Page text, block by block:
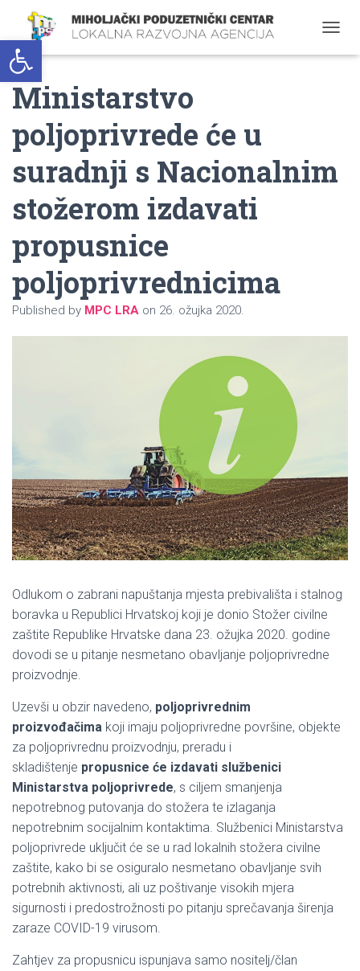
Open toolbar
O
I
Ministarstvo
poljoprivrede će u
suradnji s Nacionalnim
stožerom izdavati
propusnice
poljoprivrednicima
Published by MPC LRA on 26. ožujka 2020.
Odlukom o zabrani napuštanja mjesta prebivališta i stalnog
boravka u Republici Hrvatskoj koji je donio Stožer civilne
zaštite Republike Hrvatske dana 23. ožujka 2020. godine
dovodi se u pitanje nesmetano obavljanje poljoprivredne
proizvodnje.
Uzevši u obzir navedeno, poljoprivrednim
proizvođačima koji imaju poljoprivredne površine, objekte
za poljoprivrednu proizvodnju, preradu i
skladištenje propusnice će izdavati službenici
Ministarstva poljoprivrede, s ciljem smanjenja
nepotrebnog putovanja do stožera te izlaganja
nepotrebnim socijalnim kontaktima. Službenici Ministarstva
poljoprivrede uključit će se u rad lokalnih stožera civilne
zaštite, kako bi se osiguralo nesmetano obavljanje svih
potrebnih aktivnosti, ali uz poštivanje visokih mjera
sigurnosti i predostrožnosti po pitanju sprečavanja širenja
zaraze COVID-19 virusom.
Zahtjev za propusnicu ispunjava samo nositelj/član